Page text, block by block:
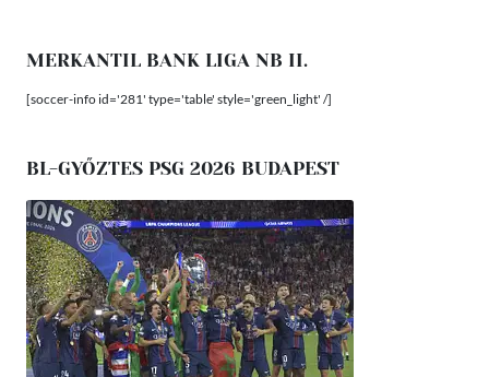
MERKANTIL BANK LIGA NB II.
[soccer-info id='281' type='table' style='green_light' /]
BL-GYŐZTES PSG 2026 BUDAPEST